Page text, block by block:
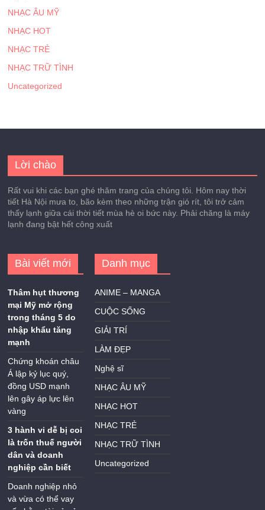
NHẠC ÂU MỸ
NHẠC HOT
NHẠC TRẺ
NHẠC TRỮ TÌNH
Uncategorized
Lời chào
Rất vui khi các bạn ghé thăm trang của chúng tôi. Hôm nay thời
tiết Hà Nội mưa to, bão kèm theo những trận gió rít, tôi trở cảm
thấy lạnh giữa cái thời tiết mùa hè oi bức này. Phải chăng là máy
lạnh đang bật hết công xuất
Bài viết mới
Thâm hụt thương
mại Mỹ mở rộng
trong tháng 5 do
nhập khẩu tăng
mạnh
Chứng khoán châu
Á lập kỷ lục quý,
đồng USD mạnh
lên gây áp lực lên
vàng
3 hành vi dễ bị coi
là trốn thuế người
dân và doanh
nghiệp cần biết
Doanh nghiệp nhỏ
và vừa có thể vay
Danh mục
ANIME – MANGA
CUỘC SỐNG
GIẢI TRÍ
LÀM ĐẸP
Nghệ sĩ
NHẠC ÂU MỸ
NHẠC HOT
NHẠC TRẺ
NHẠC TRỮ TÌNH
Uncategorized